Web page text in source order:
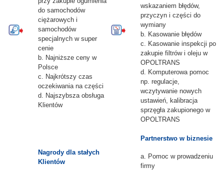
do samochodów
ciężarowych i
samochodów
specjalnych w super
cenie
b. Najniższe ceny w
Polsce
c. Najkrótszy czas
oczekiwania na części
d. Najszybsza obsługa
Klientów
wskazaniem błędów,
przyczyn i części do
wymiany
b. Kasowanie błędów
c. Kasowanie inspekcji po
zakupie filtrów i oleju w
OPOLTRANS
d. Komputerowa pomoc
np. regulacje,
wczytywanie nowych
ustawień, kalibracja
sprzęgła zakupionego w
OPOLTRANS
Nagrody dla stałych
Klientów
Partnerstwo w biznesie
a. Pomoc w prowadzeniu
firmy